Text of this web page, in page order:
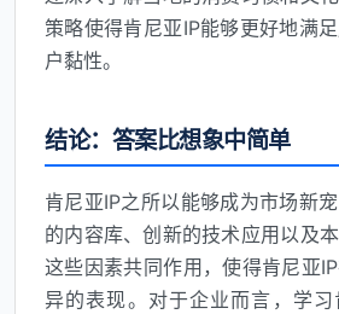
策略使得肯尼亚IP能够更好地满
户黏性。
结论：答案比想象中简单
肯尼亚IP之所以能够成为市场新
的内容库、创新的技术应用以及本
这些因素共同作用，使得肯尼亚
异的表现。对于企业而言，学